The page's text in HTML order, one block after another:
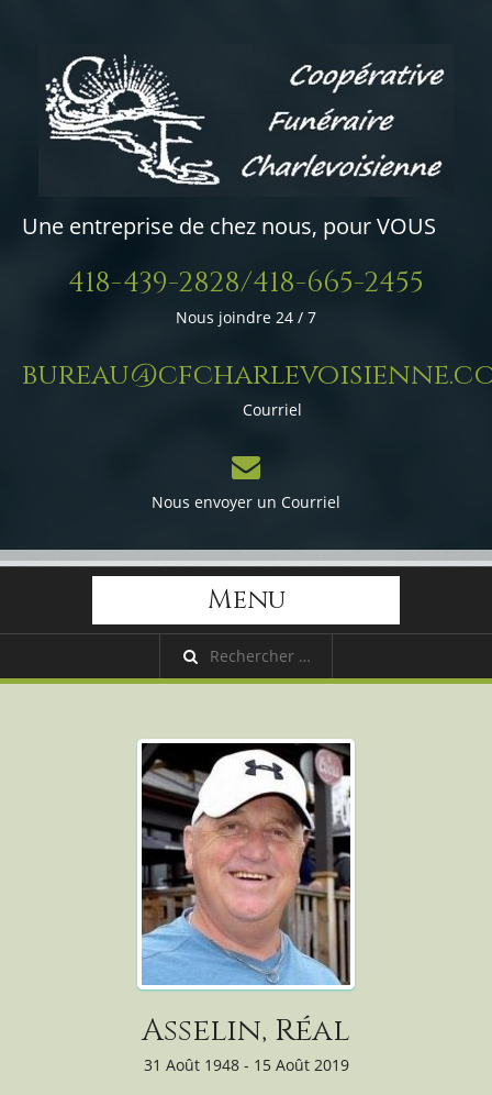
Une entreprise de chez nous, pour VOUS
418-439-2828/418-665-2455
Nous joindre 24 / 7
Courriel
Nous envoyer un Courriel
Menu
Asselin, Réal
31 Août 1948 - 15 Août 2019